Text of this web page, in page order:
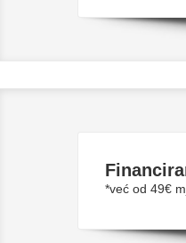
*već od 49€